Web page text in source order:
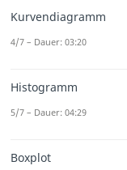
aus insgesamt N
Elemente gezogen
nur die Teilmenge
Kurvendiagramm
4/7 – Dauer: 03:20
Histogramm
5/7 – Dauer: 04:29
Boxplot